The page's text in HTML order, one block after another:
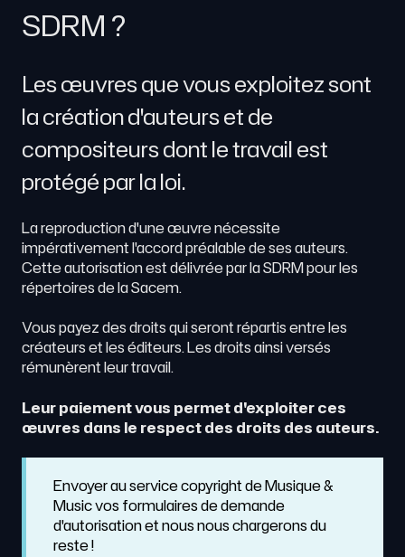
SDRM ?
Les œuvres que vous exploitez sont
la création d'auteurs et de
compositeurs dont le travail est
protégé par la loi.
La reproduction d'une œuvre nécessite
impérativement l'accord préalable de ses auteurs.
Cette autorisation est délivrée par la SDRM pour les
répertoires de la Sacem.
Vous payez des droits qui seront répartis entre les
créateurs et les éditeurs. Les droits ainsi versés
rémunèrent leur travail.
Leur paiement vous permet d'exploiter ces
œuvres dans le respect des droits des auteurs.
Envoyer au service copyright de Musique &
Music vos formulaires de demande
d'autorisation et nous nous chargerons du
reste !